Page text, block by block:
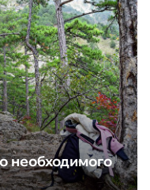
необходимого